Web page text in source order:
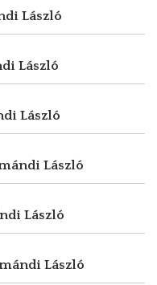
László
László
László
László
László
László